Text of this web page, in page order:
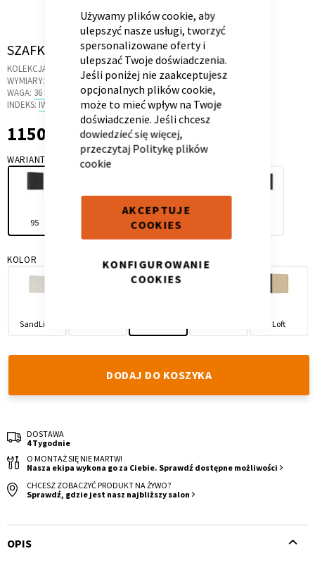
Używamy plików cookie, aby
ulepszyć nasze usługi, tworzyć
spersonalizowane oferty i
ulepszać Twoje doświadczenia.
Jeśli poniżej nie zaakceptujesz
opcjonalnych plików cookie,
może to mieć wpływ na Twoje
doświadczenie. Jeśli chcesz
dowiedzieć się więcej,
przeczytaj Politykę plików
cookie
AKCEPTUJE
COOKIES
KONFIGUROWANIE
COOKIES
Skip
the
beginning
of
images
SZAFKA 95 MODE CONCRETE OAK
KOLEKCJA:
CONCRETE OAK
WYMIARY:
95.4 X 30 X 100 CM
WAGA: 36 KG
INDEKS: IW.41
1 150,00 zł
1150,00 zł
WARIANT
95 165
KOLOR
SandLine Loft
DODAJ DO KOSZYKA
DOSTAWA
4 Tygodnie
O MONTAŻ SIĘ NIE MARTW!
Nasza ekipa wykona go za Ciebie. Sprawdź dostępne możliwości
CHCESZ ZOBACZYĆ PRODUKT NA ŻYWO?
Sprawdź, gdzie jest nasz najbliższy salon
OPIS
Kontenerek Półka i szafka wisząca